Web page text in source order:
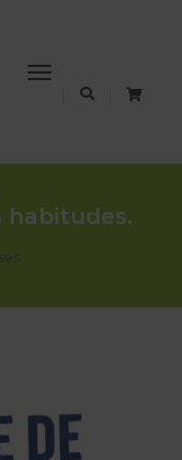
Toggle
Navigation
habitudes.